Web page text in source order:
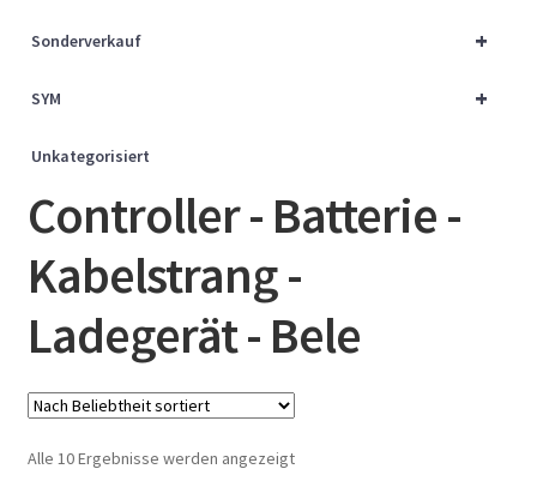
+
Sonderverkauf
+
SYM
Unkategorisiert
Controller - Batterie -
Kabelstrang -
Ladegerät - Bele
Alle 10 Ergebnisse werden angezeigtNach